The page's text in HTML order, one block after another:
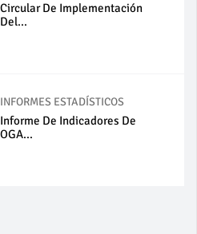
Circular De Implementación
Del...
INFORMES ESTADÍSTICOS
Informe De Indicadores De
OGA...